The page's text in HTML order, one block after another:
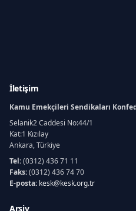
İletişim
Kamu Emekçileri Sendikaları
Selanik2 Caddesi No:44/1
Kat:1 Kızılay
Ankara, Türkiye
Tel:(0312) 436 71 11
Faks:(0312) 436 74 70
E-posta: kesk@kesk.org.tr
Arşiv